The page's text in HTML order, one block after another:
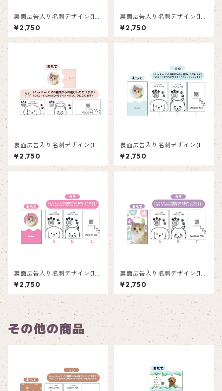
裏面広告入り名刺デザイン(1箱
50枚入り)_向日葵_SF003
¥2,750
裏面広告入り名刺デザイン(1箱
50枚入り)_花_F004
¥2,750
裏面広告入り名刺デザイン(1箱
50枚入り)_ピンク_P003
¥2,750
裏面広告入り名刺デザイン(1箱
50枚入り)_水色_LB001
¥2,750
裏面広告入り名刺デザイン(1箱
50枚入り)_ピンク_P002
¥2,750
裏面広告入り名刺デザイン(1箱
50枚入り)_紫陽花_HY002
¥2,750
その他の商品